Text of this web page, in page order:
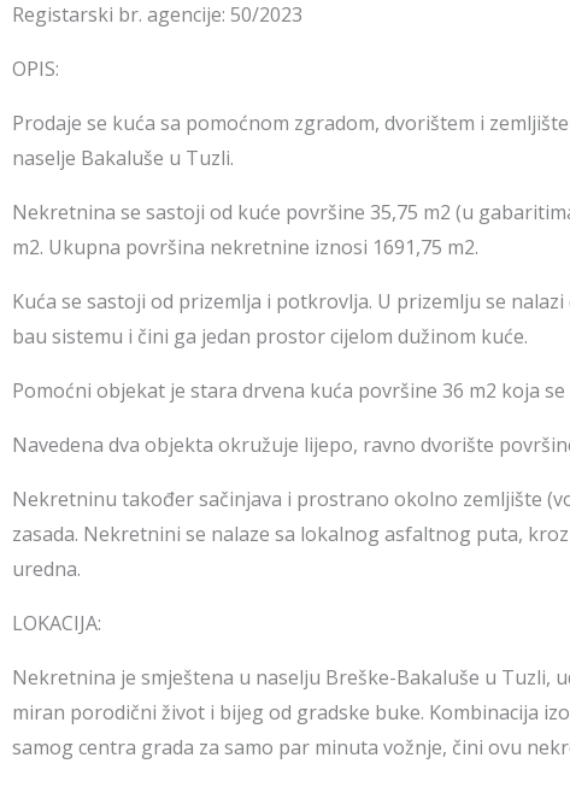
Registarski br. agencije: 50/2023
OPIS:
Prodaje se kuća sa pomoćnom zgradom, dvorištem i
naselje Bakaluše u Tuzli.
Nekretnina se sastoji od kuće površine 35,75 m2 (u
m2. Ukupna površina nekretnine iznosi 1691,75 m2.
Kuća se sastoji od prizemlja i potkrovlja. U prizemlju se
bau sistemu i čini ga jedan prostor cijelom dužinom kuće.
Pomoćni objekat je stara drvena kuća površine 36 m2 koja
Navedena dva objekta okružuje lijepo, ravno dvorište
Nekretninu također sačinjava i prostrano okolno zemljište
zasada. Nekretnini se nalaze sa lokalnog asfaltnog puta,
uredna.
LOKACIJA:
Nekretnina je smještena u naselju Breške-Bakaluše u Tuzli,
miran porodični život i bijeg od gradske buke. Kombinacija
samog centra grada za samo par minuta vožnje, čini ovu